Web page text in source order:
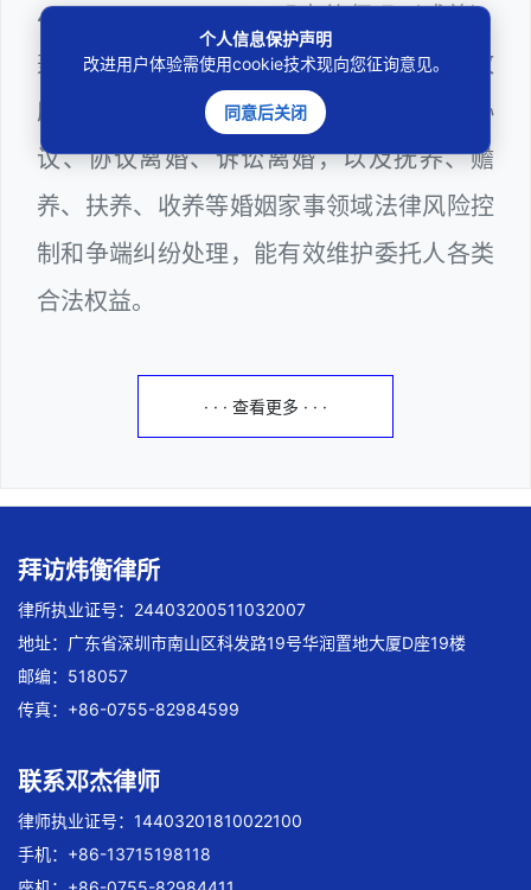
403201810022100。邓杰律师现（或曾）
兼任深圳市人民政府听证员、深圳市某区政
府部门公职律师，邓杰律师十分熟悉婚前协
议、协议离婚、诉讼离婚，以及抚养、赡
养、扶养、收养等婚姻家事领域法律风险控
制和争端纠纷处理，能有效维护委托人各类
合法权益。
· · · 查看更多 · · ·
拜访炜衡律所
律所执业证号：24403200511032007
地址：广东省深圳市南山区科发路19号华润置地大厦D座19楼
邮编：518057
传真：+86-0755-82984599
联系邓杰律师
律师执业证号：14403201810022100
手机：+86-13715198118
个人信息保护声明
改进用户体验需使用cookie技术现向您征询意见。
同意后关闭